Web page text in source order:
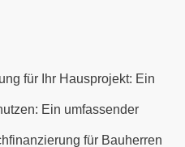
für Ihr Hausprojekt: Ein
Ein umfassender
für Bauherren